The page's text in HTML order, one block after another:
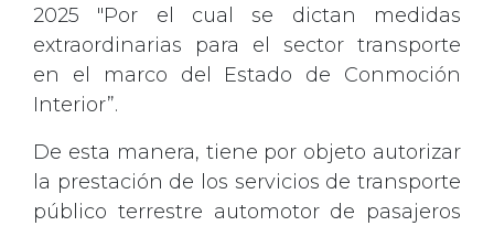
2025 "Por el cual se dictan medidas
extraordinarias para el sector transporte
en el marco del Estado de Conmoción
Interior”.
De esta manera, tiene por objeto autorizar
la prestación de los servicios de transporte
público terrestre automotor de pasajeros